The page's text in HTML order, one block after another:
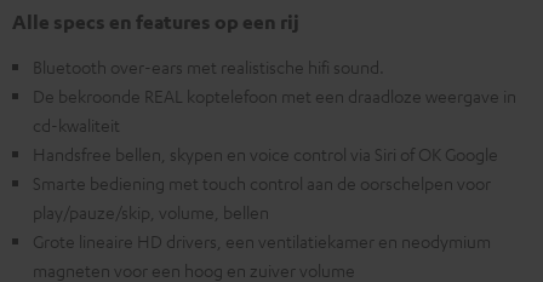
Alle specs en features op een rij
Bluetooth over-ears met realistische hifi sound.
De bekroonde REAL koptelefoon met een draadloze weergave in
cd-kwaliteit
Handsfree bellen, skypen en voice control via Siri of OK Google
Smarte bediening met touch control aan de oorschelpen voor
play/pauze/skip, volume, bellen
Grote lineaire HD drivers, een ventilatiekamer en neodymium
magneten voor een hoog en zuiver volume